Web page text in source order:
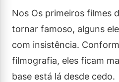
Nos Os primeiros filmes
tornar famoso, alguns
com insistência.
filmografia, eles ficam
base está lá desde cedo.